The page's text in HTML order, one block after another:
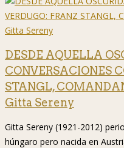
DESDE AQUELLA
CONVERSACIONES
STANGL,
Gitta Sereny
Gitta Sereny (1921-2012)
húngaro pero nacida en